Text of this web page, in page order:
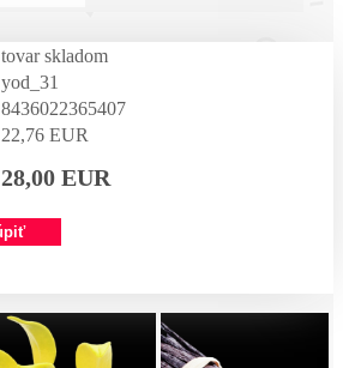
tovar skladom
yod_31
8436022365407
22,76 EUR
28,00 EUR